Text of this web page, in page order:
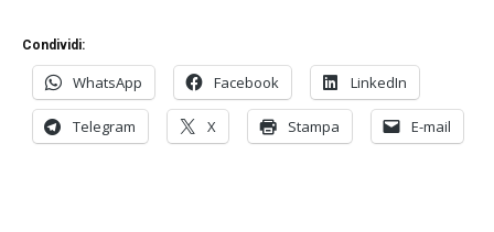
Condividi:
WhatsApp Facebook LinkedIn
Telegram X Stampa E-mail